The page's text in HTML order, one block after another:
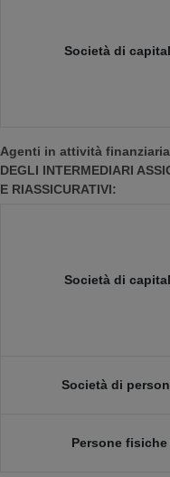
Società di
Agenti in attività finanziaria
DEGLI INTERMEDIARI
E RIASSICURATIVI:
Società di
Società di
Persone fisiche